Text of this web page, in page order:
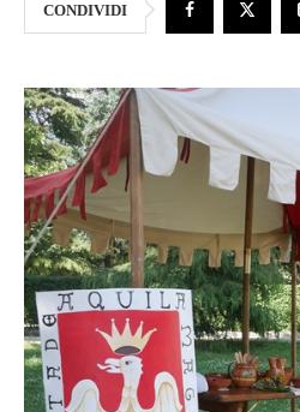
CONDIVIDI